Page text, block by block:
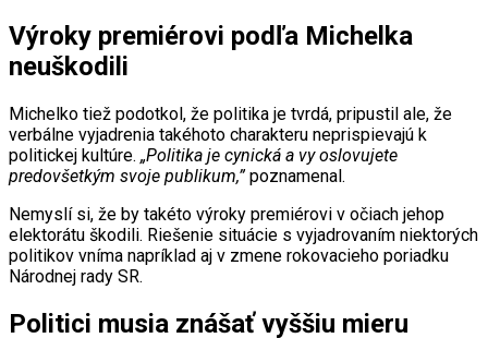
Výroky premiérovi podľa Michelka
neuškodili
Michelko tiež podotkol, že politika je tvrdá, pripustil ale, že
verbálne vyjadrenia takéhoto charakteru neprispievajú k
politickej kultúre. „Politika je cynická a vy oslovujete
predovšetkým svoje publikum,”poznamenal.
Nemyslí si, že by takéto výroky premiérovi v očiach jehop
elektorátu škodili. Riešenie situácie s vyjadrovaním niektorých
politikov vníma napríklad aj v zmene rokovacieho poriadku
Národnej rady SR.
Politici musia znášať vyššiu mieru